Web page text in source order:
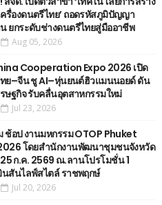
รื่องดนตรีไทย’ ​ถอดรหัสภูมิปัญญา
ยกระดับช่างดนตรีไทยสู่มืออาชีพ
Aug 05, 2026
Cooperation Expo 2026 เปิด
ทย–จีน ชู AI–หุ่นยนต์ฮิวแมนนอยด์ ดัน
ษฐกิจ รับคลื่นอุตสาหกรรมใหม่
Jul 23, 2026
อป งานมหกรรม OTOP Phuket
โดยสำนักงานพัฒนาชุมชนจังหวัด
25 ก.ค. 2569 ณ.ลานโปรโมชั่น 1
สันไลฟ์สไตล์ ราชพฤกษ์
Jul 20, 2026